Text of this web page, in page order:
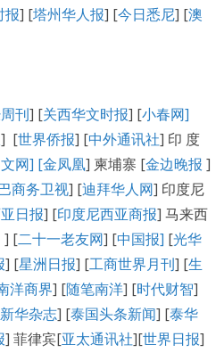
报] [塔州华人报] [今日悉尼] [澳
刊] [关西华文时报] [小春网]
] [世界侨报] [中外通讯社] 印 度
网] [金凤凰] 柬埔寨 [金边晚报 ]
商务卫视] [迪拜华人网] 印度尼
日报] [印度尼西亚商报] 马来西
] [二十一老友网] [中国报] [光华
] [星洲日报] [工商世界月刊] [生
洋商界] [随笔南洋] [时代财智]
新华杂志] [泰国头条新闻] [泰华
] 菲律宾[亚太通讯社][世界日报]